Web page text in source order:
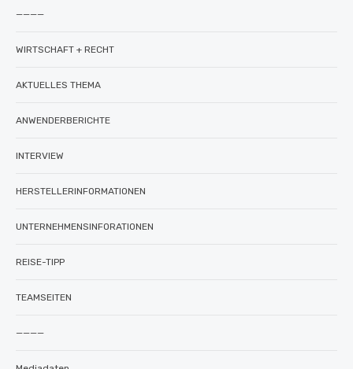
————
WIRTSCHAFT + RECHT
AKTUELLES THEMA
ANWENDERBERICHTE
INTERVIEW
HERSTELLERINFORMATIONEN
UNTERNEHMENSINFORATIONEN
REISE-TIPP
TEAMSEITEN
————